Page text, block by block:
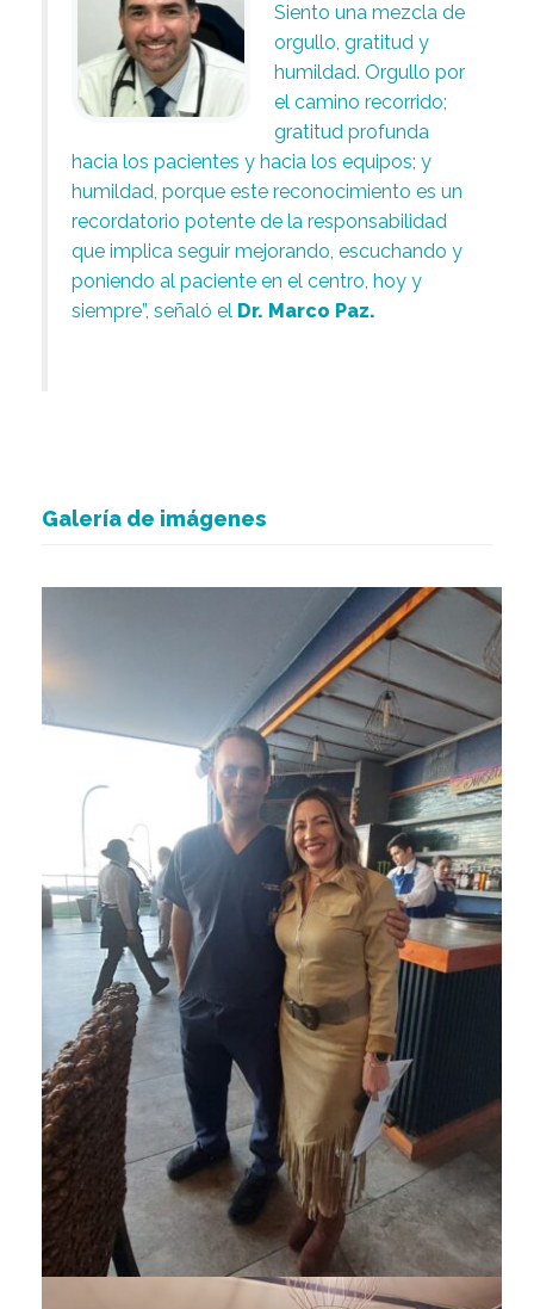
Siento una mezcla de
orgullo, gratitud y
humildad. Orgullo por
el camino recorrido;
gratitud profunda
hacia los pacientes y hacia los equipos; y
humildad, porque este reconocimiento es un
recordatorio potente de la responsabilidad
que implica seguir mejorando, escuchando y
poniendo al paciente en el centro, hoy y
siempre”, señaló el Dr. Marco Paz.
Galería de imágenes